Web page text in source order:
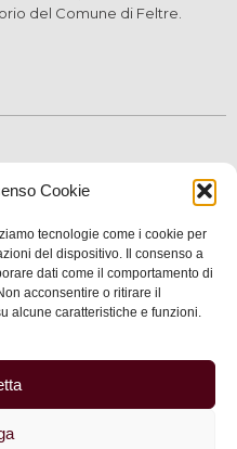
Cookie
tecnologie come i cookie per
del dispositivo. Il consenso a
dati come il comportamento di
acconsentire o ritirare il
alcune caratteristiche e funzioni.
del Comune di Feltre.
della Città di Feltre